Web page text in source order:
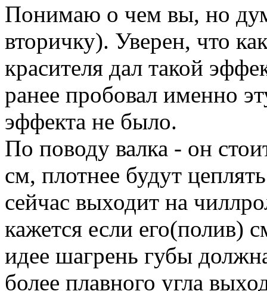
Понимаю о чем вы, но
вторичку). Уверен, что
красителя дал такой
ранее пробовал именно
эффекта не было.
По поводу валка - он
см, плотнее будут
сейчас выходит на
кажется если его(полив)
идее шагрень губы
более плавного угла